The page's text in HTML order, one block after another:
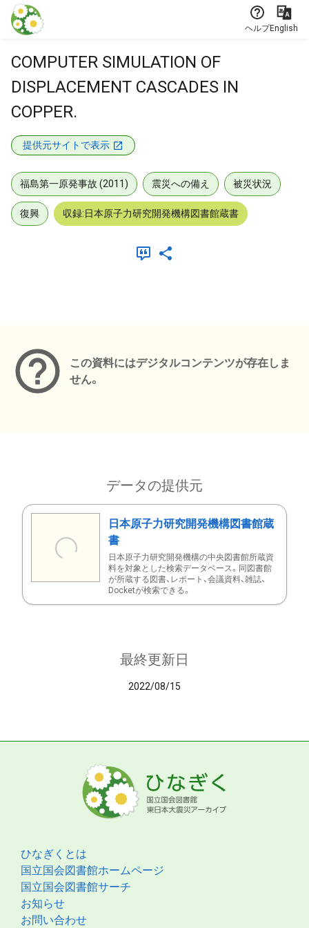
本文に飛ぶ
ヘルプEnglish
COMPUTER SIMULATION OF
DISPLACEMENT CASCADES IN
COPPER.
提供元サイトで表示
福島第一原発事故 (2011) 震災への備え 被災状況
復興 収録:日本原子力研究開発機構図書館蔵書
この資料にはデジタルコンテンツが存在しま
せん。
データの提供元
日本原子力研究開発機構図書館蔵
書
日本原子力研究開発機構の中央図書館所蔵資
料を対象とした検索データベース。同図書館
が所蔵する図書、レポート、会議資料、雑誌、
Docketが検索できる。
最終更新日
2022/08/15
ひなぎくとは
国立国会図書館ホームページ
国立国会図書館サーチ
お知らせ
お問い合わせ